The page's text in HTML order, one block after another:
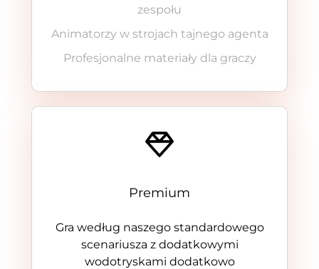
zespołu
Animatorzy w strojach tajnego agenta
Profesjonalne materiały dla graczy
Premium
Gra według naszego standardowego
scenariusza z dodatkowymi
wodotryskami dodatkowo